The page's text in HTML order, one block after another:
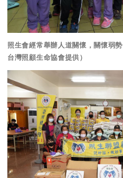
照生會經常舉辦人道關懷，關懷弱
台灣照顧生命協會提供）